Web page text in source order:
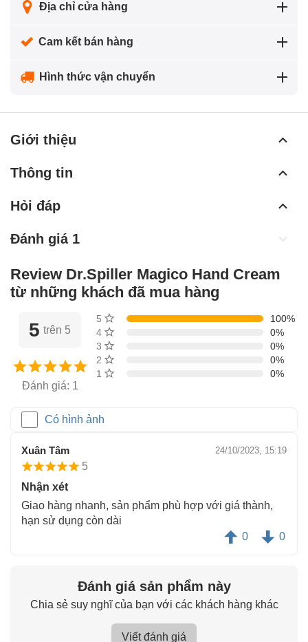
Địa chỉ cửa hàng
Cam kết bán hàng
Hình thức vận chuyển
Giới thiệu
Thông tin
Hỏi đáp
Đánh giá 1
Review Dr.Spiller Magico Hand Cream
từ những khách đã mua hàng
5 trên 5
Đánh giá: 1
5 sao
100%
4 sao
0%
3 sao
0%
2 sao
0%
1 sao
0%
Có hình ảnh
Xuân Tâm 24/10/2023, 15:19
5
Nhận xét
Giao hàng nhanh, sản phẩm phù hợp với giá thành,
hạn sử dụng còn dài
0
0
Đánh giá sản phẩm này
Chia sẻ suy nghĩ của bạn với các khách hàng khác
Viết đánh giá